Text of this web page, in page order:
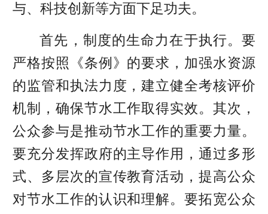
与、科技创新等方面下足功夫。
首先，制度的生命力在于执行。要
严格按照《条例》的要求，加强水资源
的监管和执法力度，建立健全考核评价
机制，确保节水工作取得实效。其次，
公众参与是推动节水工作的重要力量。
要充分发挥政府的主导作用，通过多形
式、多层次的宣传教育活动，提高公众
对节水工作的认识和理解。要拓宽公众